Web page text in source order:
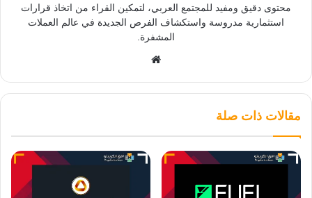
محتوى دقيق ومفيد للمجتمع العربي، لتمكين القراء من اتخاذ قرارات
استثمارية مدروسة واستكشاف الفرص الجديدة في عالم العملات
المشفرة.
مقالات ذات صلة